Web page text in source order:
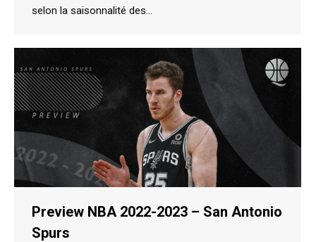
selon la saisonnalité des…
Preview NBA 2022-2023 – San Antonio
Spurs